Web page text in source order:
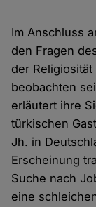
Im Anschluss
den Fragen
der
beobachten
erläutert ihre
türkischen
Jh. in
Erscheinung
Suche nach
eine